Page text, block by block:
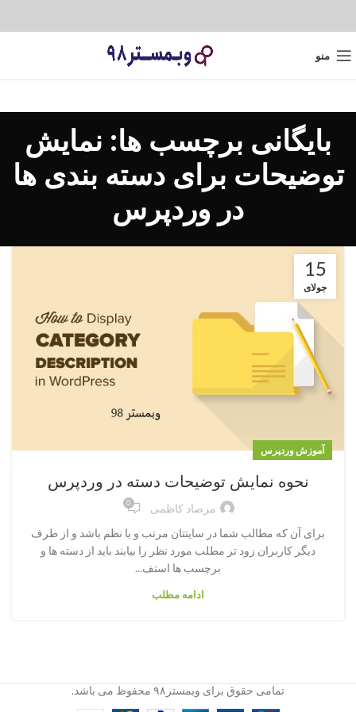
منو
بایگانی برچسب ها: نمایش
توضیحات برای دسته بندی ها
در وردپرس
15
جولای
آموزش وردپرس
نحوه نمایش توضیحات دسته در وردپرس
مرصاد کاظمی 0
برای آن که مطالب شما در سایتتان مرتب و با نظم باشد و از طرف
دیگر کاربران زود تر مطلب مورد نظر را بیابند باید از دسته ها و
برچسب ها استف...
ادامه مطلب
تمامی حقوق برای وبمستر۹۸ محفوظ می باشد.